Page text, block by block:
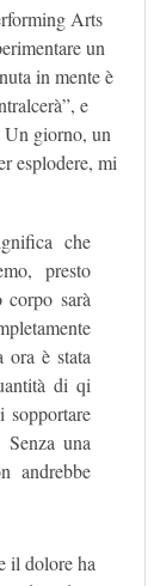
Arts
un
in mente è
e
Un giorno, un
esplodere, mi
che
presto
sarà
ora è stata
di qi
una
andrebbe
il dolore ha